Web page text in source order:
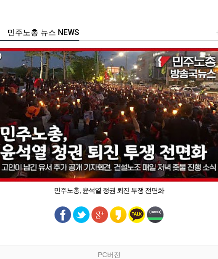
주노총 뉴스 NEWS
민주노총, 윤석열 정권 퇴진 투쟁 전면화
PC버전